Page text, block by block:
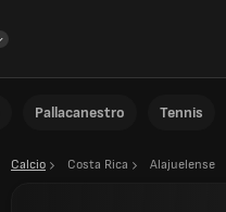
Pallacanestro Tennis
Calcio Costa Rica Alajuelense